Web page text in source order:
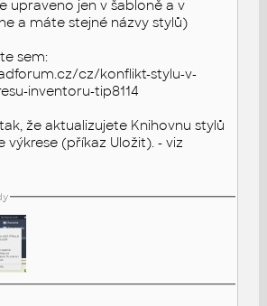
upraveno jen v šabloně a v
a máte stejné názvy stylů)
sem:
cz/konflikt-stylu-v-
inventoru-tip8114
že aktualizujete Knihovnu stylů
výkrese (příkaz Uložit). - viz